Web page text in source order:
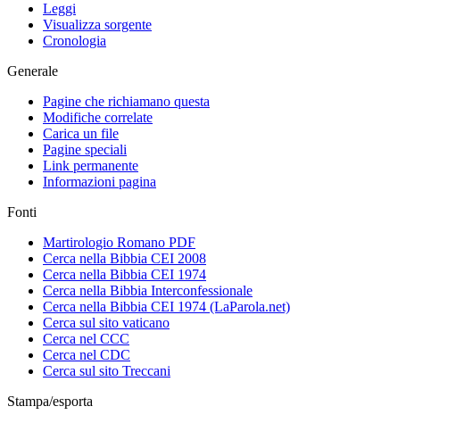
Leggi
Visualizza sorgente
Cronologia
Generale
Pagine che richiamano questa
Modifiche correlate
Carica un file
Pagine speciali
Link permanente
Informazioni pagina
Fonti
Martirologio Romano PDF
Cerca nella Bibbia CEI 2008
Cerca nella Bibbia CEI 1974
Cerca nella Bibbia Interconfessionale
Cerca nella Bibbia CEI 1974 (LaParola.net)
Cerca sul sito vaticano
Cerca nel CCC
Cerca nel CDC
Cerca sul sito Treccani
Stampa/esporta